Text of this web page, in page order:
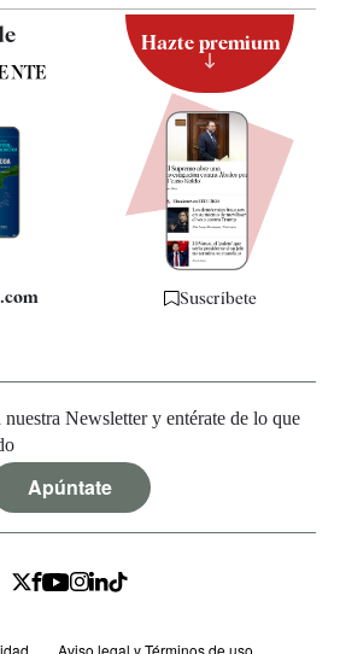
Hazte premium
Suscríbete
nuestra Newsletter y entérate de lo que
Apúntate